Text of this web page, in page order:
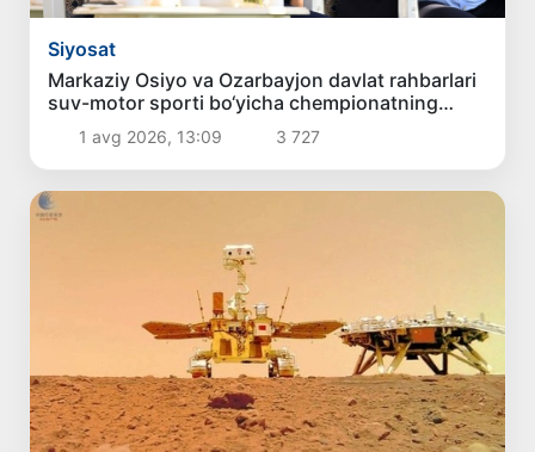
Siyosat
Markaziy Osiyo va Ozarbayjon davlat rahbarlari
suv-motor sporti bo‘yicha chempionatning
ochilishida ishtirok etdilar
1 avg 2026, 13:09 3 727